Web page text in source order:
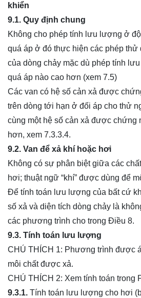
khiển
9.1. Quy định chung
Không cho phép tính lưu lượng ở
quá áp ở đó thực hiện các phép thử
của dòng chảy mặc dù phép tính
quá áp nào cao hơn (xem 7.5)
Các van có hệ số cản xả được
trên dòng tới hạn ở đối áp cho thử
cùng một hệ số cản xả được chứng
hơn, xem 7.3.3.4.
9.2. Van để xả khí hoặc hơi
Không có sự phân biệt giữa các
hơi; thuật ngữ “khí” được dùng để
Để tính toán lưu lượng của bất cứ
số xả và diện tích dòng chảy là
các phương trình cho trong Điều 8.
9.3. Tính toán lưu lượng
CHÚ THÍCH 1: Phương trình được
môi chất được xả.
CHÚ THÍCH 2: Xem tính toán trong
9.3.1. Tính toán lưu lượng cho hơi